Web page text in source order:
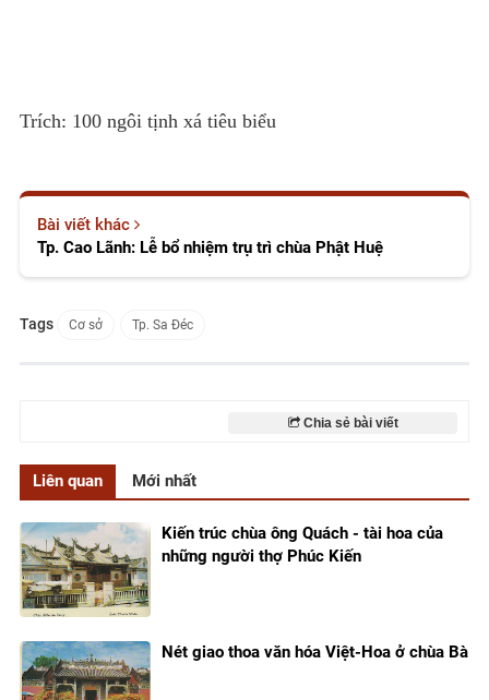
Trích: 100 ngôi tịnh xá tiêu biểu
Bài viết khác
Tp. Cao Lãnh: Lễ bổ nhiệm trụ trì chùa Phật Huệ
Tags Cơ sở Tp. Sa Đéc
Chia sẻ bài viết
Liên quan Mới nhất
Kiến trúc chùa ông Quách - tài hoa của
những người thợ Phúc Kiến
Nét giao thoa văn hóa Việt-Hoa ở chùa Bà